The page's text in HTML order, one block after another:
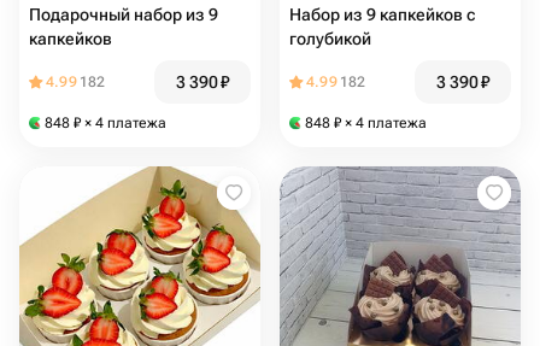
Подарочный набор из 9
капкейков
4.99 182 3 390₽
848 ₽ × 4 платежа
Набор из 9 капкейков с
голубикой
4.99 182 3 390₽
848 ₽ × 4 платежа